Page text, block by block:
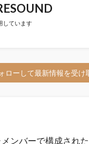
しています
ローして最新情報を受け
ンバーで構成され